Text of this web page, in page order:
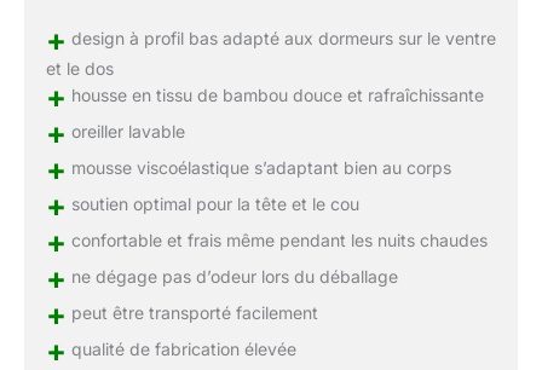
+ design à profil bas adapté aux dormeurs sur le ventre
et le dos
+ housse en tissu de bambou douce et rafraîchissante
+ oreiller lavable
+ mousse viscoélastique s’adaptant bien au corps
+ soutien optimal pour la tête et le cou
+ confortable et frais même pendant les nuits chaudes
+ ne dégage pas d’odeur lors du déballage
+ peut être transporté facilement
+ qualité de fabrication élevée